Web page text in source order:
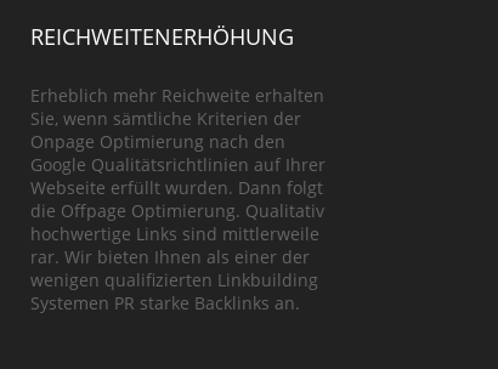
REICHWEITENERHÖHUNG
Erheblich mehr Reichweite erhalten
Sie, wenn sämtliche Kriterien der
Onpage Optimierung nach den
Google Qualitätsrichtlinien auf Ihrer
Webseite erfüllt wurden. Dann folgt
die Offpage Optimierung. Qualitativ
hochwertige Links sind mittlerweile
rar. Wir bieten Ihnen als einer der
wenigen qualifizierten Linkbuilding
Systemen PR starke Backlinks an.